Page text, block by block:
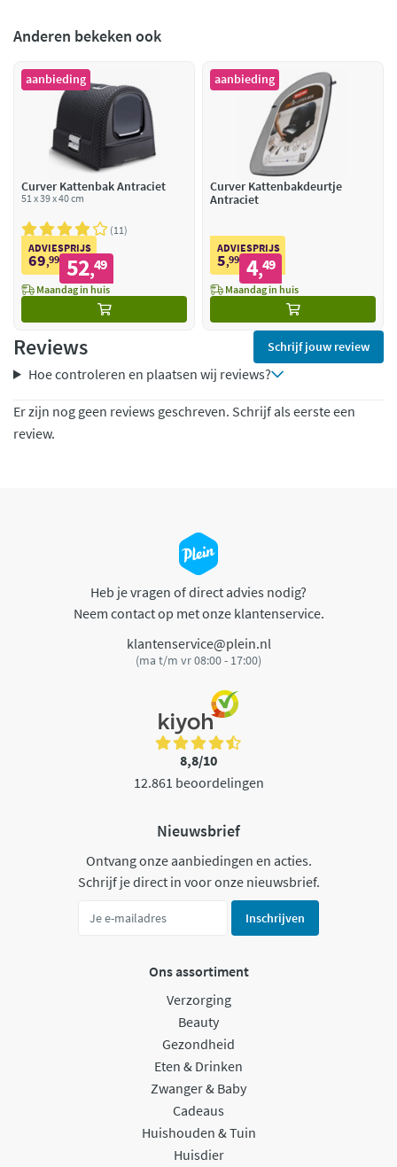
Anderen bekeken ook
aanbieding
Curver Kattenbak Antraciet
51 x 39 x 40 cm
11
ADVIESPRIJS
69,99 52,49
Maandag in huis
aanbieding
Curver Kattenbakdeurtje
Antraciet
ADVIESPRIJS
5,99 4,49
Maandag in huis
Reviews Schrijf jouw review
Hoe controleren en plaatsen wij reviews?
Er zijn nog geen reviews geschreven. Schrijf als eerste een
review.
Heb je vragen of direct advies nodig?
Neem contact op met onze klantenservice.
klantenservice@plein.nl
(ma t/m vr 08:00 - 17:00)
8,8/10
12.861 beoordelingen
Nieuwsbrief
Ontvang onze aanbiedingen en acties.
Schrijf je direct in voor onze nieuwsbrief.
Inschrijven
Ons assortiment
Verzorging
Beauty
Gezondheid
Eten & Drinken
Zwanger & Baby
Cadeaus
Huishouden & Tuin
Huisdier